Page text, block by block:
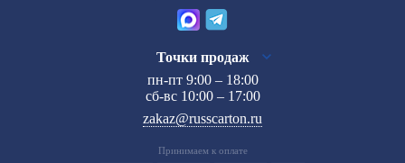
Точки продаж
пн-пт 9:00 – 18:00
сб-вс 10:00 – 17:00
zakaz@russcarton.ru
Принимаем к оплате